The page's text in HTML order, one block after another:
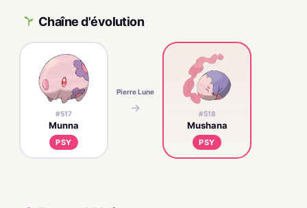
Chaîne d'évolution
#517
Munna
PSY
Pierre Lune
→ #518
Mushana
PSY